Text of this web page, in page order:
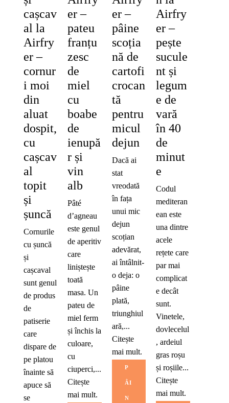
cașcav
al la
Airfry
er –
cornur
i moi
din
aluat
dospit,
cu
cașcav
al
topit
și
șuncă
Cornurile
cu șuncă
și
cașcaval
sunt genul
de produs
de
patiserie
care
dispare de
pe platou
înainte să
apuce să
se
er –
pateu
franțu
zesc
de
miel
cu
boabe
de
ienupă
r și
vin
alb
Pâté
d’agneau
este genul
de aperitiv
care
liniștește
toată
masa. Un
pateu de
miel ferm
și închis la
culoare,
cu
ciuperci,...
Citește
mai mult.
er –
pâine
scoția
nă de
cartofi
crocan
tă
pentru
micul
dejun
Dacă ai
stat
vreodată
în fața
unui mic
dejun
scoțian
adevărat,
ai întâlnit-
o deja: o
pâine
plată,
triunghiul
ară,...
Citește
mai mult.
P
ÂI
N
Airfry
er –
pește
sucule
nt și
legum
e de
vară
în 40
de
minut
e
Codul
mediteran
ean este
una dintre
acele
rețete care
par mai
complicat
e decât
sunt.
Vinetele,
dovlecelul
, ardeiul
gras roșu
și roșiile...
Citește
mai mult.